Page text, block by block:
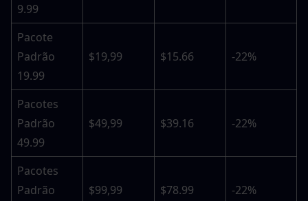
9.99
Pacote
Padrão
19.99
$19,99 $15.66 -22%
Pacotes
Padrão
49.99
$49,99 $39.16 -22%
Pacotes
Padrão
$99,99 $78.99 -22%